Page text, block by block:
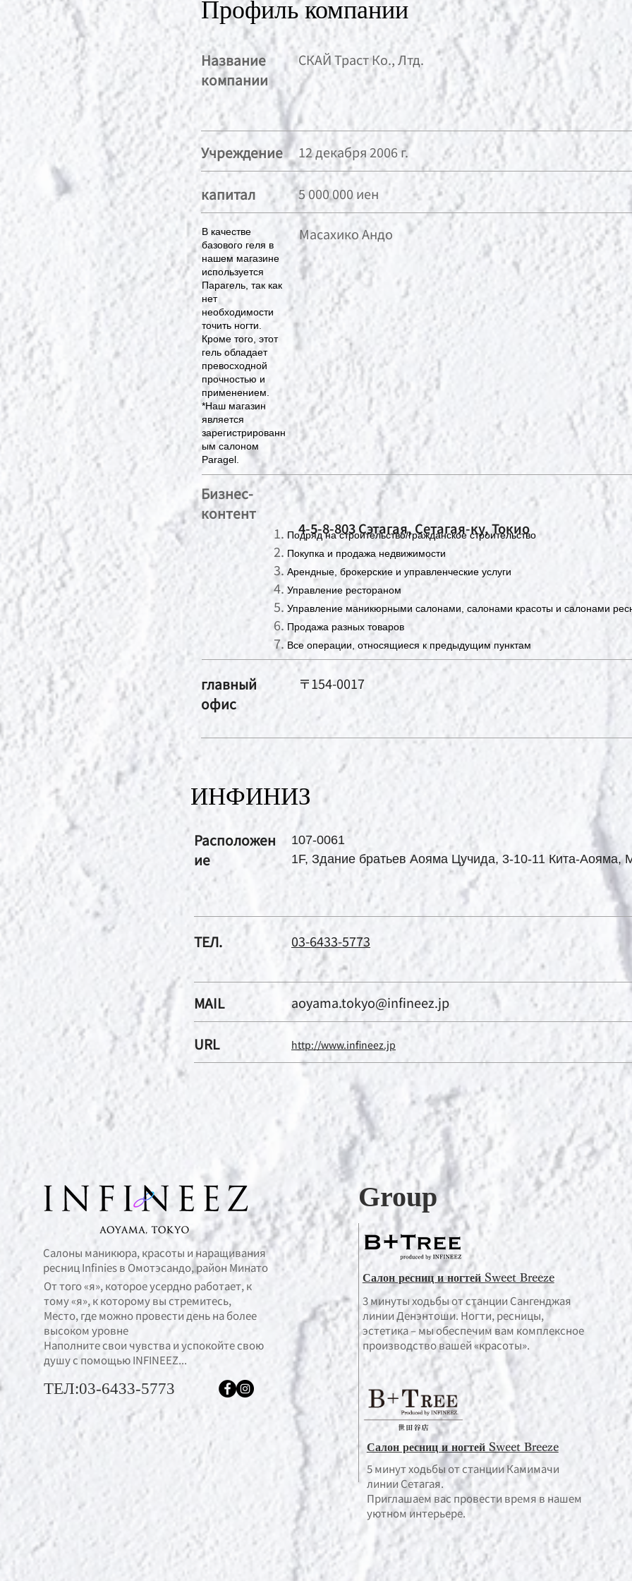
Профиль компании
Название
компании
СКАЙ Траст Ко., Лтд.
Учреждение 12 декабря 2006 г.
капитал 5 000 000 иен
В качестве
базового геля в
нашем магазине
используется
Парагель, так как
нет
необходимости
точить ногти.
Кроме того, этот
гель обладает
превосходной
прочностью и
применением.
*Наш магазин
является
зарегистрированн
ым салоном
Paragel.
Масахико Андо
Бизнес-
контент
Подряд на строительство/гражданское строительство
Покупка и продажа недвижимости
Арендные, брокерские и управленческие услуги
Управление рестораном
Управление маникюрными салонами, салонами красоты и салонами
Продажа разных товаров
Все операции, относящиеся к предыдущим пунктам
главный
офис
〒154-0017
4-5-8-803 Сэтагая, Сетагая-ку, Токио
ИНФИНИЗ
Расположен
ие
107-0061
1F, Здание братьев Аояма Цучида, 3-10-11 Кита-Аояма,
ТЕЛ. 03-6433-5773
MAIL aoyama.tokyo@infineez.jp
URL http://www.infineez.jp
Салоны маникюра, красоты и наращивания
ресниц Infinies в Омотэсандо, район Минато
От того «я», которое усердно работает, к
тому «я», к которому вы стремитесь,
Место, где можно провести день на более
высоком уровне
Наполните свои чувства и успокойте свою
душу с помощью INFINEEZ...
ТЕЛ:03-6433-5773
Group
3 минуты ходьбы от станции Сангенджая
линии Денэнтоши. Ногти, ресницы,
эстетика – мы обеспечим вам комплексное
производство вашей «красоты».
5 минут ходьбы от станции Камимачи
линии Сетагая.
Приглашаем вас провести время в нашем
уютном интерьере.
Салон ресниц и ногтей Sweet Breeze
Салон ресниц и ногтей Sweet Breeze